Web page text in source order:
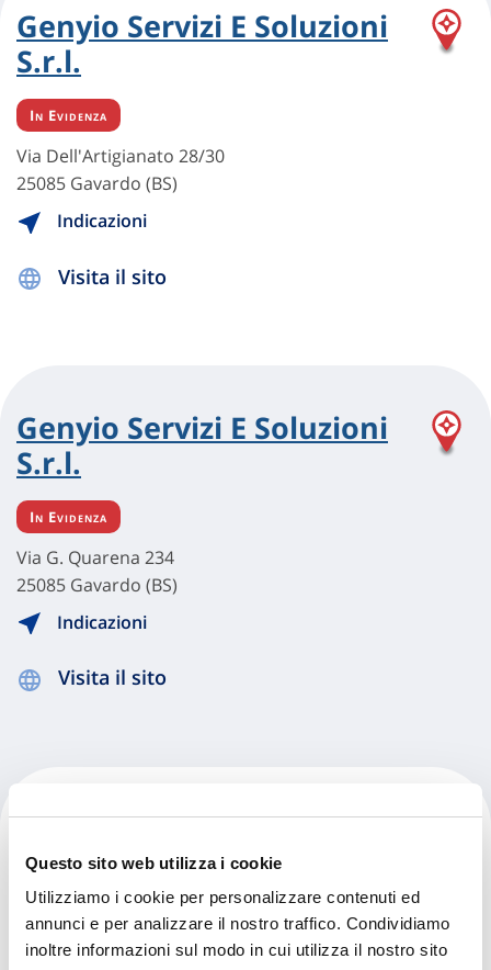
Questo sito web utilizza i cookie
Utilizziamo i cookie per personalizzare contenuti ed
annunci e per analizzare il nostro traffico. Condividiamo
inoltre informazioni sul modo in cui utilizza il nostro sito
Genyio Servizi E Soluzioni
S.r.l.
In Evidenza
Via Dell'Artigianato 28/30
25085 Gavardo (BS)
Indicazioni
Visita il sito
Genyio Servizi E Soluzioni
S.r.l.
In Evidenza
Via G. Quarena 234
25085 Gavardo (BS)
Indicazioni
Visita il sito
Maestri Spa
Via Giovanni Quarena, 234
25085 Gavardo (BS)